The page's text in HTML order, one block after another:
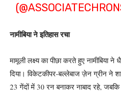
नामीबिया ने इतिहास रचा
मामूली लक्ष्य का पीछा करते हुए नामीबिया
दिया। विकेटकीपर-बल्लेबाज ज़ेन ग्रीन ने
23 गेंदों में 30 रन बनाकर नाबाद रहे,